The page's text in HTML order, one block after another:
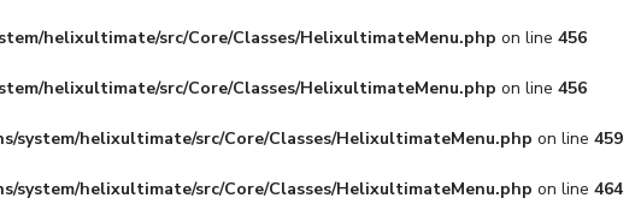
helixultimate/src/Core/Classes/HelixultimateMenu.php on line 456
helixultimate/src/Core/Classes/HelixultimateMenu.php on line 456
system/helixultimate/src/Core/Classes/HelixultimateMenu.php on line 459
system/helixultimate/src/Core/Classes/HelixultimateMenu.php on line 464